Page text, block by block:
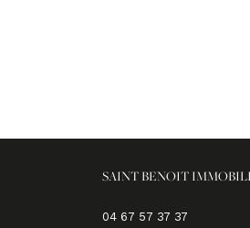
SAINT BENOIT
04 67 57 37 37